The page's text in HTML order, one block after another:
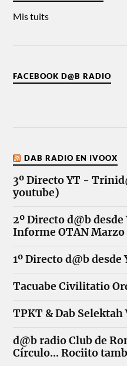
Mis tuits
FACEBOOK D@B RADIO
DAB RADIO EN IVOOX
3º Directo YT -
youtube)
2º Directo d@b
Informe OTAN Marzo
1º Directo d@b desde
Tacuabe Civilitatio
TPKT & Dab Selektah
d@b radio Club de
Círculo... Rociito